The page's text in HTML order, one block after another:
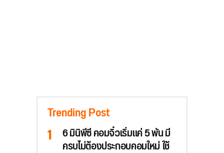
Trending Post
6 มินิพีซี คอมจิ๋วเริ่มแค่ 5 พัน มี
ครบไม่ต้องประกอบคอมใหม่ ใช้